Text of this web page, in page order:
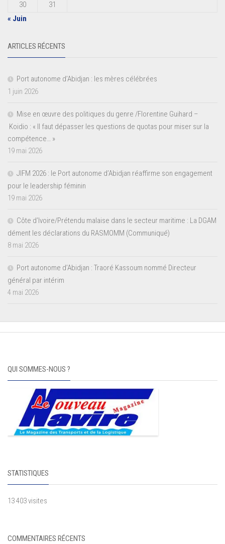
30
31
« Juin
ARTICLES RÉCENTS
Port autonome d’Abidjan : les mères célébrées
1 juin 2026
Mise en œuvre des politiques du genre /Florentine Guihard –
Koidio : « Il faut dépasser les questions de quotas pour miser sur la
compétence… »
19 mai 2026
JIFM 2026 : le Port autonome d’Abidjan réaffirme son engagement
pour le leadership féminin
19 mai 2026
Côte d’Ivoire/Prétendu malaise dans le secteur maritime : La DGAM
dément les déclarations du RASMOMM (Communiqué)
8 mai 2026
Port autonome d’Abidjan : Traoré Kassoum nommé Directeur
général par intérim
4 mai 2026
QUI SOMMES-NOUS ?
STATISTIQUES
13 403 visites
COMMENTAIRES RÉCENTS